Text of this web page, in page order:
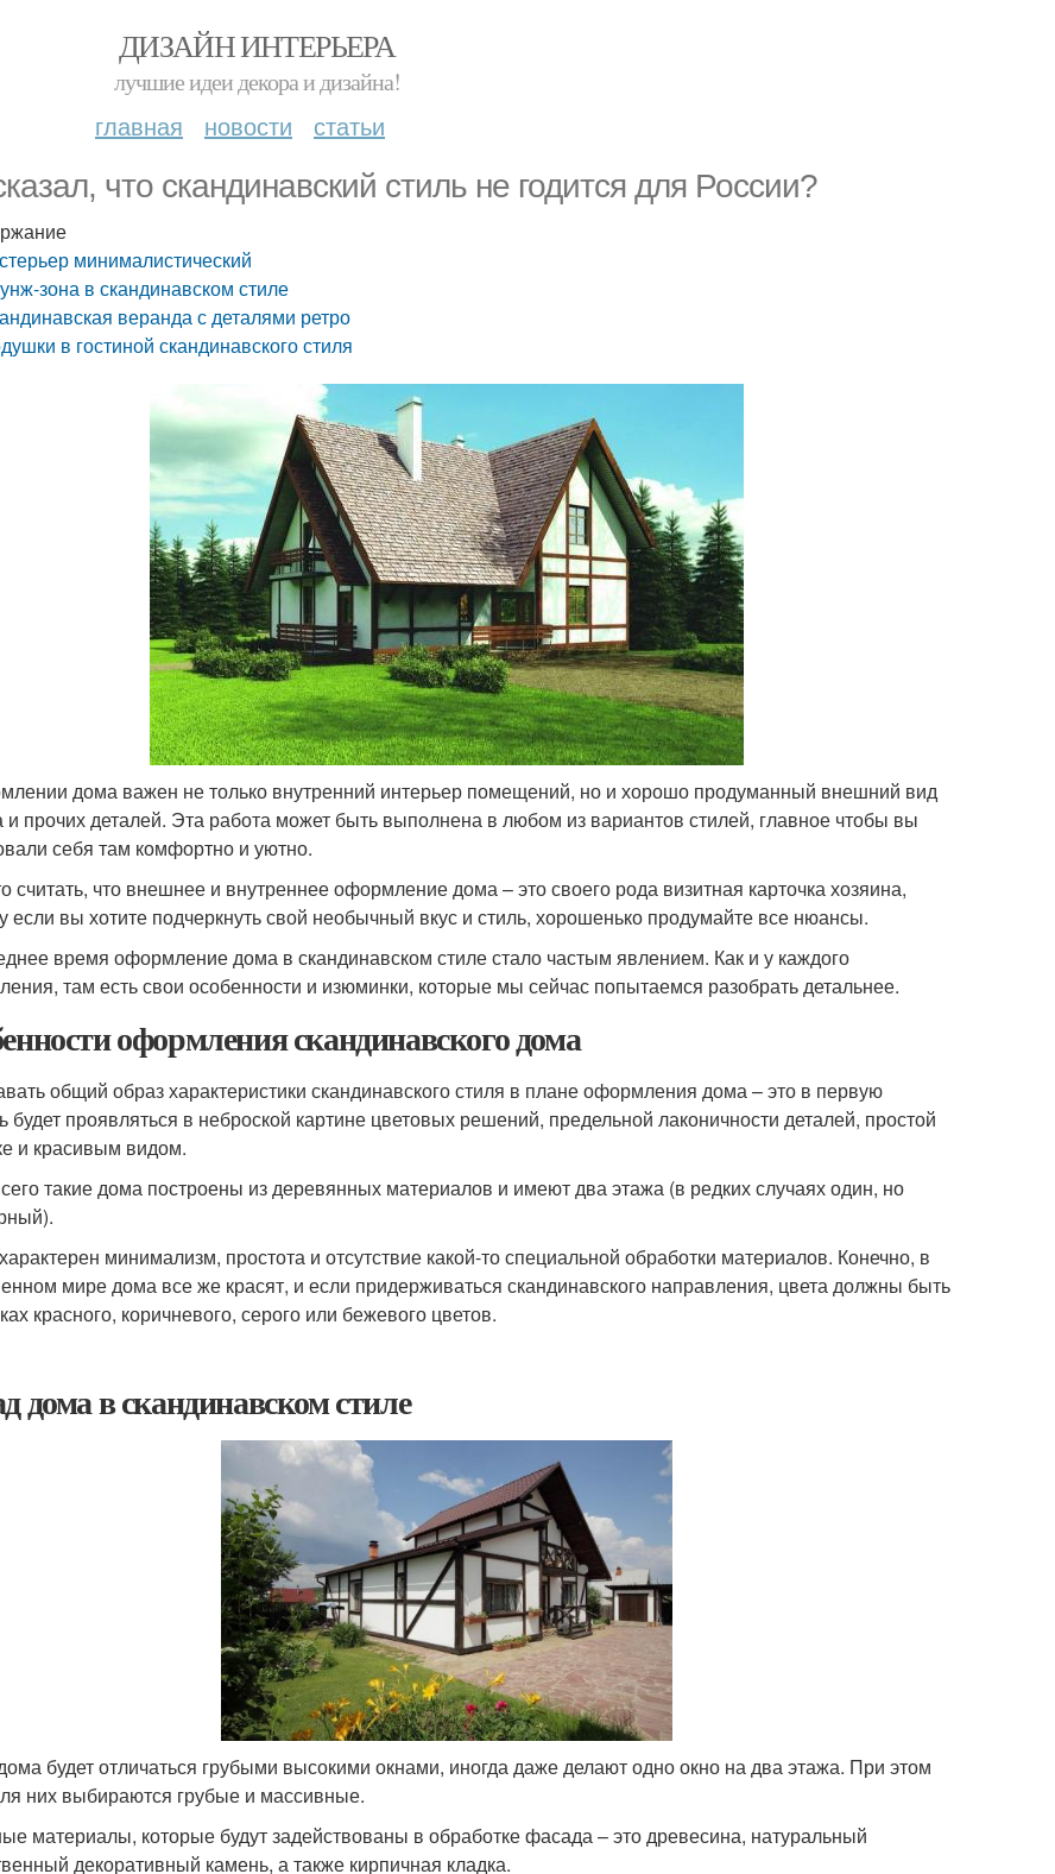
ДИЗАЙН ИНТЕРЬЕРА
лучшие идеи декора и дизайна!
главная новости статьи
что скандинавский стиль не годится для России?
минималистический
зона в скандинавском стиле
веранда с деталями ретро
в гостиной скандинавского стиля
дома важен не только внутренний интерьер помещений, но и хорошо продуманный внешний вид
прочих деталей. Эта работа может быть выполнена в любом из вариантов стилей, главное чтобы вы
себя там комфортно и уютно.
считать, что внешнее и внутреннее оформление дома – это своего рода визитная карточка хозяина,
если вы хотите подчеркнуть свой необычный вкус и стиль, хорошенько продумайте все нюансы.
время оформление дома в скандинавском стиле стало частым явлением. Как и у каждого
там есть свои особенности и изюминки, которые мы сейчас попытаемся разобрать детальнее.
оформления скандинавского дома
общий образ характеристики скандинавского стиля в плане оформления дома – это в первую
будет проявляться в неброской картине цветовых решений, предельной лаконичности деталей, простой
и красивым видом.
такие дома построены из деревянных материалов и имеют два этажа (в редких случаях один, но
минимализм, простота и отсутствие какой-то специальной обработки материалов. Конечно, в
мире дома все же красят, и если придерживаться скандинавского направления, цвета должны быть
красного, коричневого, серого или бежевого цветов.
дома в скандинавском стиле
будет отличаться грубыми высокими окнами, иногда даже делают одно окно на два этажа. При этом
них выбираются грубые и массивные.
материалы, которые будут задействованы в обработке фасада – это древесина, натуральный
декоративный камень, а также кирпичная кладка.